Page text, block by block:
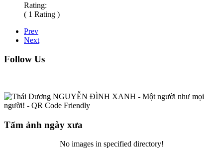
Rating:
( 1 Rating )
Prev
Next
Follow Us
Tấm ảnh ngày xưa
No images in specified directory!